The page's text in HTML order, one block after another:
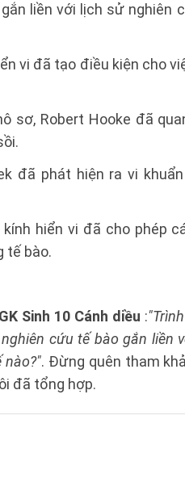
liền với lịch sử nghiên
vi đã tạo điều kiện cho
sơ, Robert Hooke đã
đã phát hiện ra vi
hiển vi đã cho phép
tế bào.
Sinh 10 Cánh diều :
cứu tế bào gắn liền
nào?". Đừng quên tham
đã tổng hợp.